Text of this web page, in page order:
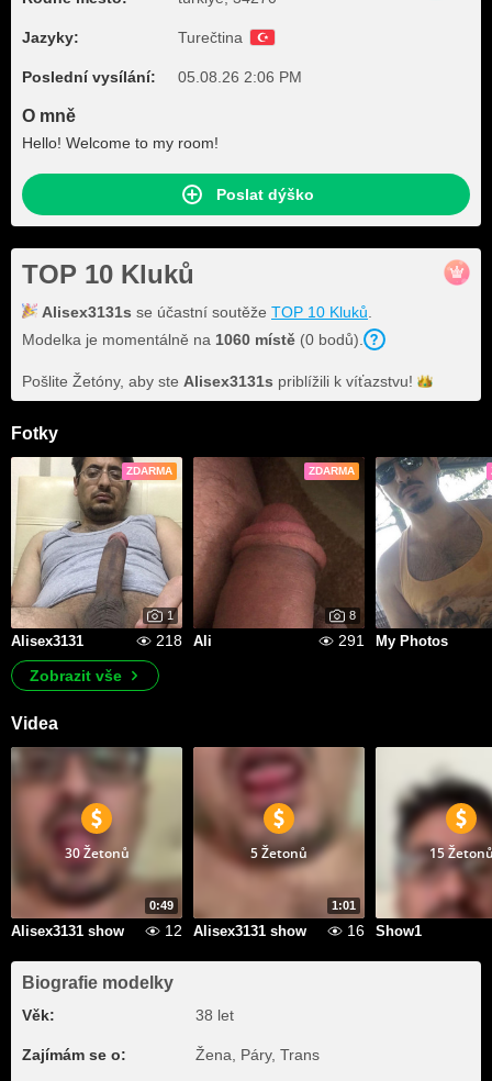
Jazyky: Turečtina
Poslední vysílání: 05.08.26 2:06 PM
O mně
Hello! Welcome to my room!
Poslat dýško
TOP 10 Kluků
Alisex3131s se účastní soutěže TOP 10 Kluků
Modelka je momentálně na 1060 místě (0 bodů).
Pošlite Žetóny, aby ste Alisex3131s priblížili k víťazstvu!
Fotky
ZDARMA
1
Alisex3131 218
ZDARMA
8
Ali 291 My Photos
Zobrazit vše
Videa
0:49
30 Žetonů
Alisex3131 show 12
1:01
5 Žetonů
Alisex3131 show 16
15
Show1
Biografie modelky
Věk: 38 let
Zajímám se o: Žena, Páry, Trans